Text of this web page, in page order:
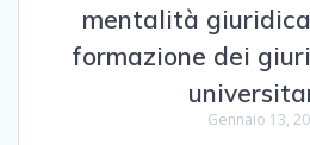
mentalità
formazione dei
Gennaio 13,